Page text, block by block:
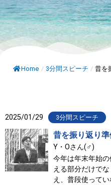
Home / 3分間スピーチ / 昔を
2025/01/29 3分間スピーチ
昔を振り返り
Y・Oさん(♂)
今年は年末年始
える部分だけで
え、普段使って